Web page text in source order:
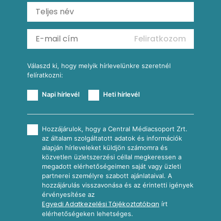
Ratatouille
Almás-kéksajtos kukoricasaláta
Köretek
Reggeli receptek
Feliratkozom
Válaszd ki, hogy melyik hírlevelünkre szeretnél
felíratkozni:
Napi hírlevél Heti hírlevél
Hozzájárulok, hogy a Central Médiacsoport Zrt.
az általam szolgáltatott adatok és információk
alapján hírleveleket küldjön számomra és
közvetlen üzletszerzési céllal megkeressen a
megadott elérhetőségeimen saját vagy üzleti
partnerei személyre szabott ajánlataival. A
hozzájárulás visszavonása és az érintetti igények
érvényesítése az
Egyedi Adatkezelési Tájékoztatóban írt
elérhetőségeken lehetséges.